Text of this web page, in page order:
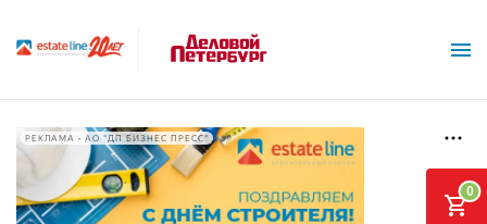
РЕКЛАМА • АО "ДП БИЗНЕС ПРЕСС"
0